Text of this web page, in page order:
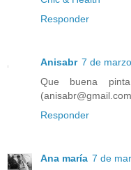
Responder
Anisabr 7 de
Que buena
Responder
Ana maría 7 de